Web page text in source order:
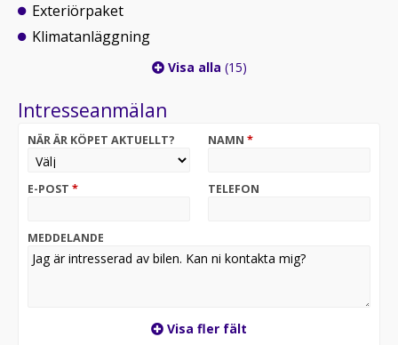
Exteriörpaket
Klimatanläggning
Visa alla (15)
Intresseanmälan
NÄR ÄR KÖPET AKTUELLT? NAMN *
E-POST * TELEFON
MEDDELANDE
Visa fler fält